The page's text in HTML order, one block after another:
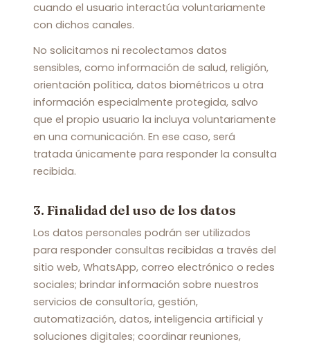
cuando el usuario interactúa voluntariamente
con dichos canales.
No solicitamos ni recolectamos datos
sensibles, como información de salud, religión,
orientación política, datos biométricos u otra
información especialmente protegida, salvo
que el propio usuario la incluya voluntariamente
en una comunicación. En ese caso, será
tratada únicamente para responder la consulta
recibida.
3. Finalidad del uso de los datos
Los datos personales podrán ser utilizados
para responder consultas recibidas a través del
sitio web, WhatsApp, correo electrónico o redes
sociales; brindar información sobre nuestros
servicios de consultoría, gestión,
automatización, datos, inteligencia artificial y
soluciones digitales; coordinar reuniones,